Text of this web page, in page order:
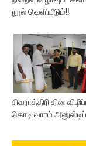
நூல் வெளியீடும்!!
சிவராத்திரி தின
கொடி வாரம்